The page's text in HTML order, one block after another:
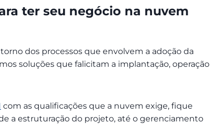
ter seu negócio na nuvem
dos processos que envolvem a adoção da
soluções que falicitam a implantação, operação
com as qualificações que a nuvem exige, fique
a estruturação do projeto, até o gerenciamento